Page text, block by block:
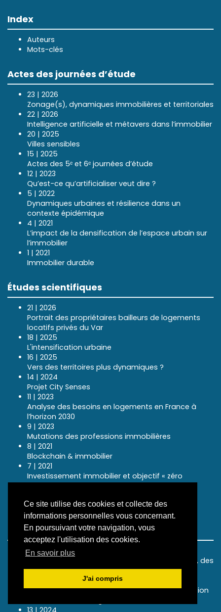
Ce site utilise des cookies et collecte des
informations personnelles vous concernant.
En poursuivant votre navigation, vous
acceptez l'utilisation des cookies.
En savoir plus
J'ai compris
Index
Auteurs
Mots-clés
Actes des journées d’étude
23 | 2026
Zonage(s), dynamiques immobilières et territoriales
22 | 2026
Intelligence artificielle et métavers dans l’immobilier
20 | 2025
Villes sensibles
15 | 2025
Actes des 5ᵉ et 6ᵉ journées d’étude
12 | 2023
Qu’est-ce qu’artificialiser veut dire ?
5 | 2022
Dynamiques urbaines et résilience dans un
contexte épidémique
4 | 2021
L’impact de la densification de l’espace urbain sur
l’immobilier
1 | 2021
Immobilier durable
Études scientifiques
21 | 2026
Portrait des propriétaires bailleurs de logements
locatifs privés du Var
18 | 2025
L'intensification urbaine
16 | 2025
Vers des territoires plus dynamiques ?
14 | 2024
Projet City Senses
11 | 2023
Analyse des besoins en logements en France à
l’horizon 2030
9 | 2023
Mutations des professions immobilières
8 | 2021
Blockchain & immobilier
7 | 2021
Investissement immobilier et objectif « zéro
artificialisation nette »
Les métiers de l’immobilier et le bois
Mémoires de recherche
19 | 2025
Améliorer l’attractivité du viager : une nécessité, des
solutions
Évolution du métier de syndic avec la digitalisation
13 | 2024